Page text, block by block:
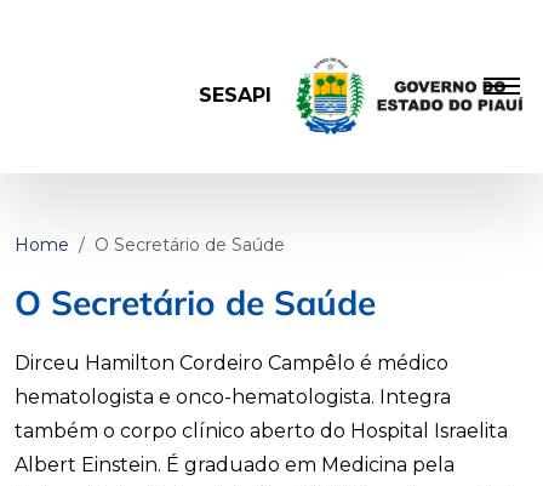
SESAPI
Home O Secretário de Saúde
O Secretário de Saúde
Dirceu Hamilton Cordeiro Campêlo é médico
hematologista e onco-hematologista. Integra
também o corpo clínico aberto do Hospital Israelita
Albert Einstein. É graduado em Medicina pela